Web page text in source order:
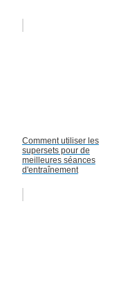
Comment utiliser les
supersets pour de
meilleures séances
d'entraînement